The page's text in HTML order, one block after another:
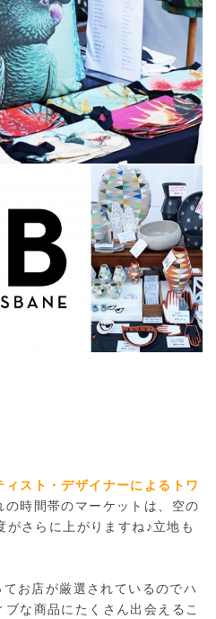
ィスト・デザイナーによるトワ
の時間帯のマーケットは、空の
がさらに上がりますね♪立地も
てお店が厳選されているのでハ
な商品にたくさん出会えるこ